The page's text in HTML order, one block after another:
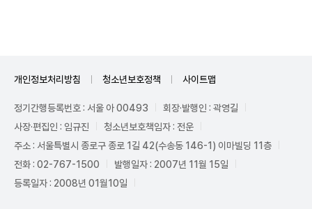
개인정보처리방침 청소년보호정책 사이트맵
정기간행등록번호 : 서울 아 00493
회장·발행인 : 곽영길
사장·편집인 : 임규진
청소년보호책임자 : 전운
주소 : 서울특별시 종로구 종로 1길 42(수송동 146-1) 이마빌딩 11층
전화 : 02-767-1500
발행일자 : 2007년 11월 15일
등록일자 : 2008년 01월10일